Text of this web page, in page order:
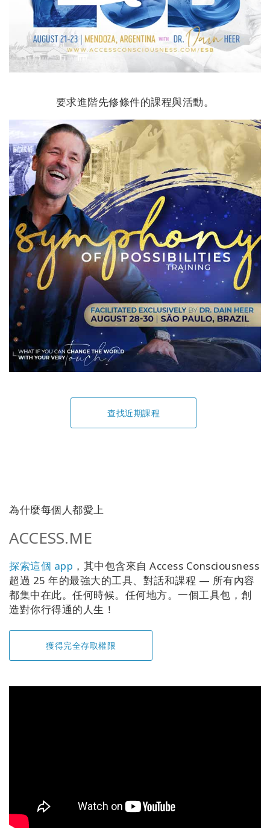
要求進階先修條件的課程與活動。
查找近期課程
為什麼每個人都愛上
ACCESS.ME
探索這個 app ，其中包含來自 Access Consciousness
超過 25 年的最強大的工具、對話和課程 — 所有內容
都集中在此。任何時候。任何地方。一個工具包，創
造對你行得通的人生！
獲得完全存取權限